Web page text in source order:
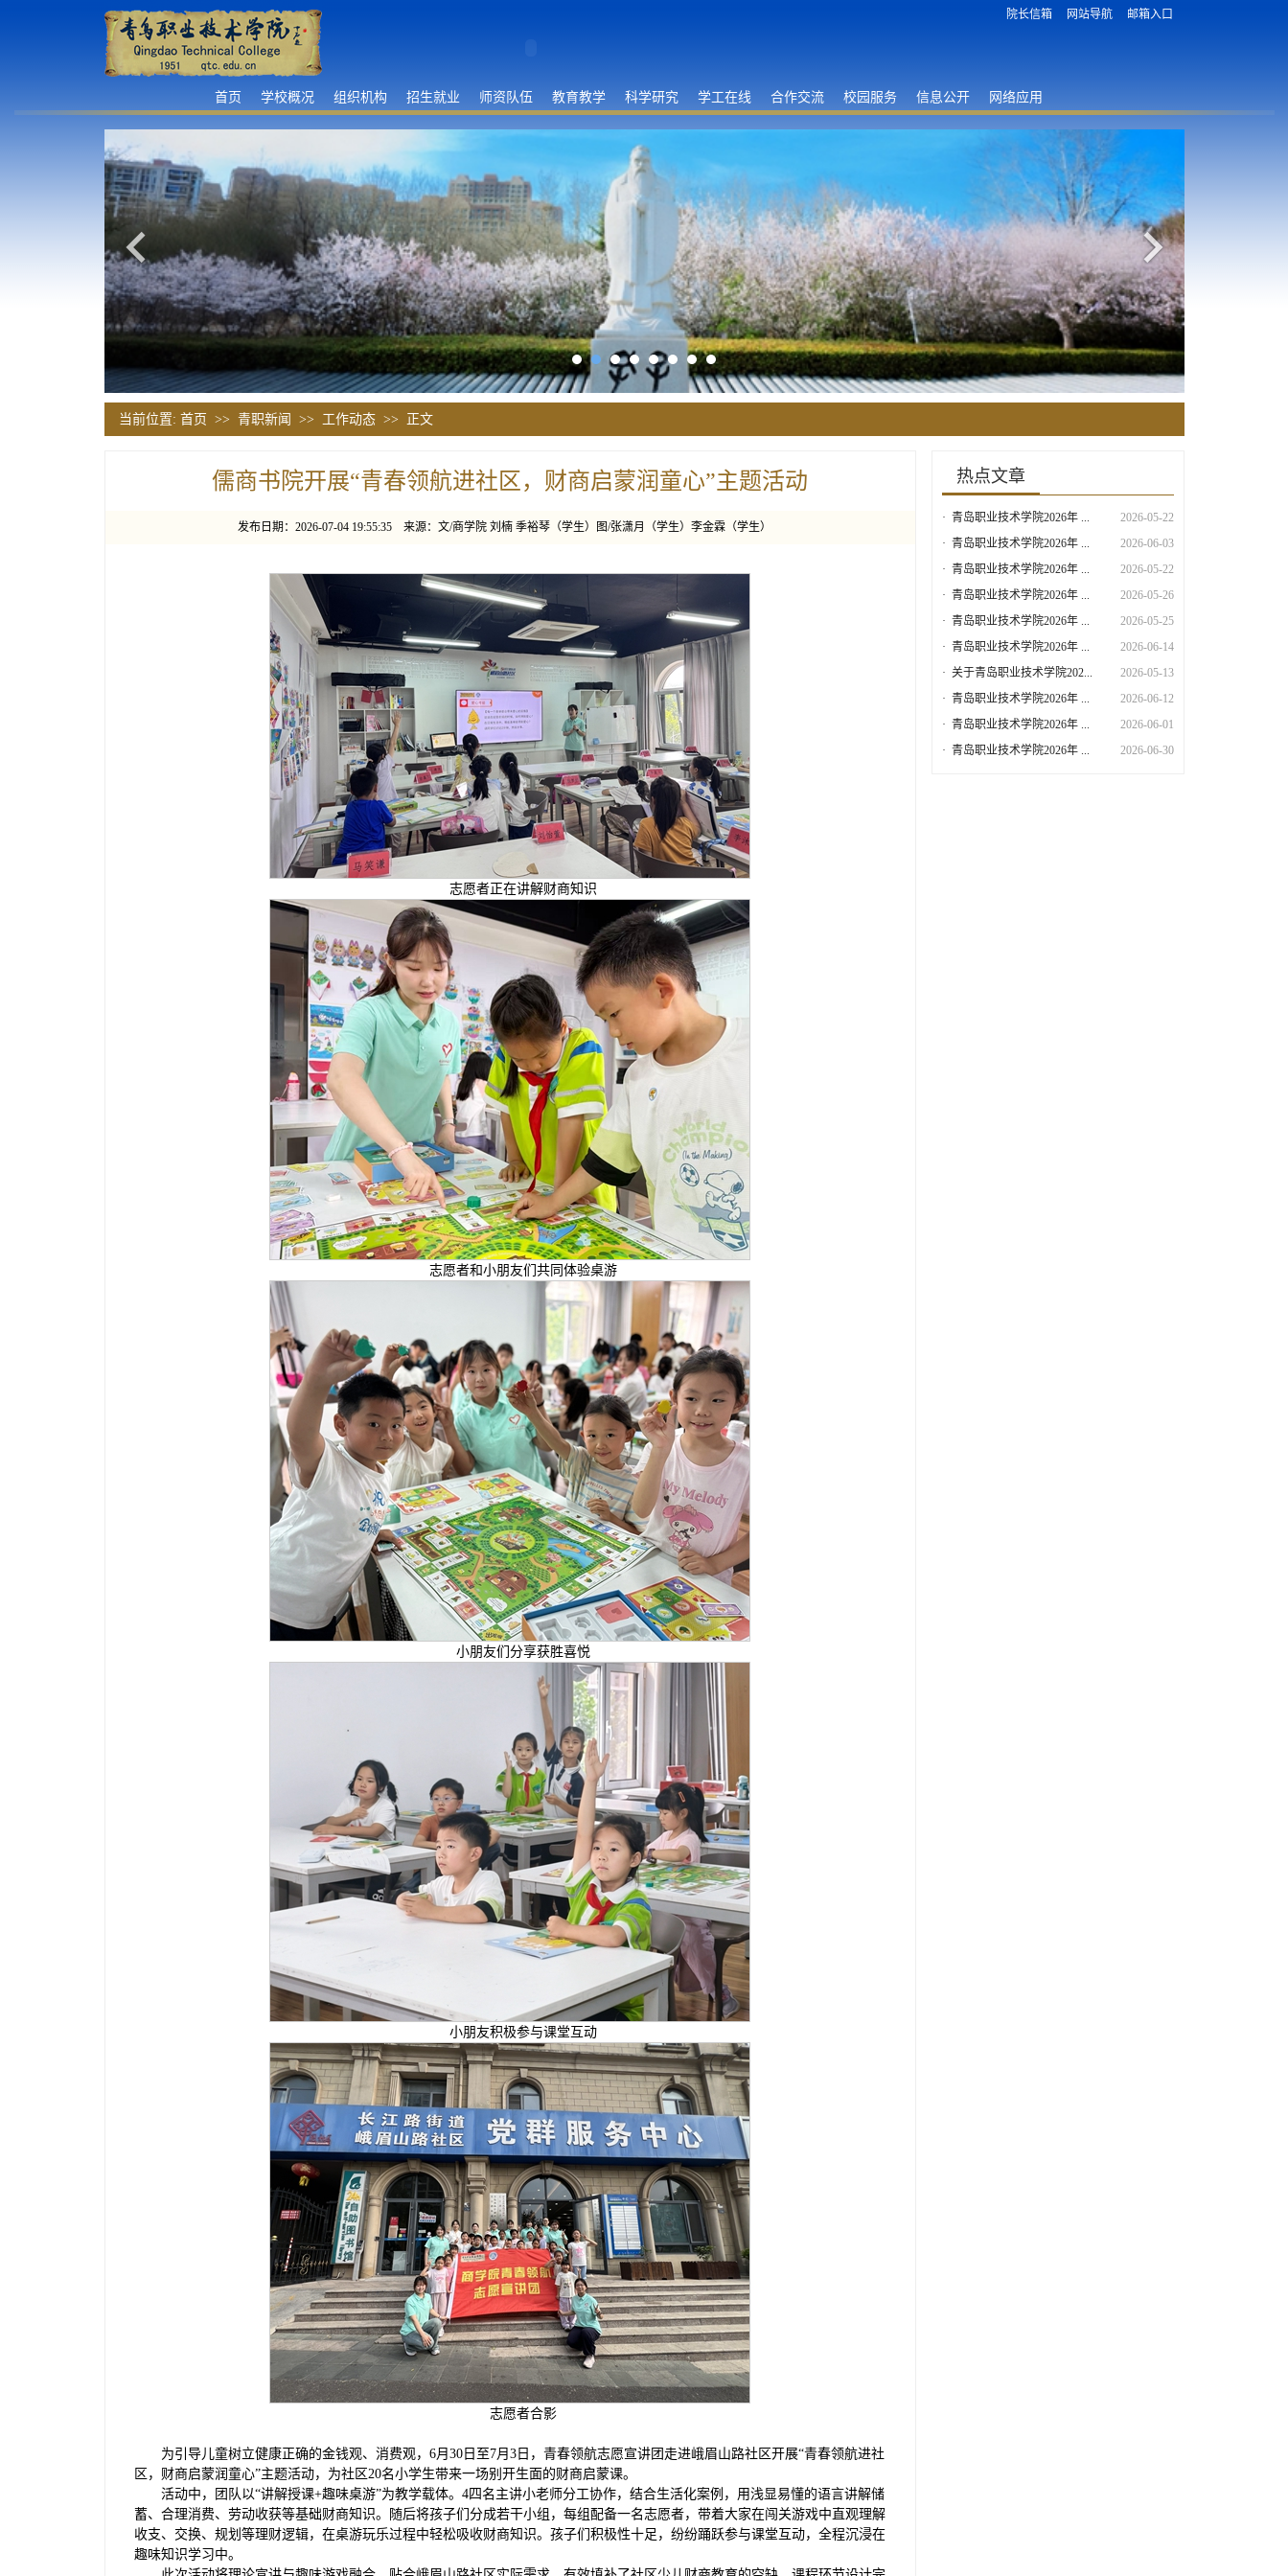
院长信箱 网站导航 邮箱入口
首页 学校概况 组织机构 招生就业 师资队伍 教育教学 科学研究 学工在线 合作交流 校园服务 信息公开 网络应用
当前位置: 首页 >> 青职新闻 >> 工作动态>> 正文
儒商书院开展“青春领航进社区，财商启蒙润童心”主题活动
发布日期：2026-07-04 19:55:35 来源：文/商学院 刘楠 季裕琴（学生）图/张潇月（学生）李金霖（学生）
志愿者正在讲解财商知识
志愿者和小朋友们共同体验桌游
小朋友们分享获胜喜悦
小朋友积极参与课堂互动
志愿者合影
为引导儿童树立健康正确的金钱观、消费观，6月30日至7月3日，青春领航志愿宣讲团走进峨眉山路社区开展“青春领航进社
区，财商启蒙润童心”主题活动，为社区20名小学生带来一场别开生面的财商启蒙课。
活动中，团队以“讲解授课+趣味桌游”为教学载体。4四名主讲小老师分工协作，结合生活化案例，用浅显易懂的语言讲解储
蓄、合理消费、劳动收获等基础财商知识。随后将孩子们分成若干小组，每组配备一名志愿者，带着大家在闯关游戏中直观理解
收支、交换、规划等理财逻辑，在桌游玩乐过程中轻松吸收财商知识。孩子们积极性十足，纷纷踊跃参与课堂互动，全程沉浸在
趣味知识学习中。
热点文章
· 青岛职业技术学院2026年 ...
2026-05-22
· 青岛职业技术学院2026年 ...
2026-06-03
· 青岛职业技术学院2026年 ...
2026-05-22
· 青岛职业技术学院2026年 ...
2026-05-26
· 青岛职业技术学院2026年 ...
2026-05-25
· 青岛职业技术学院2026年 ...
2026-06-14
· 关于青岛职业技术学院202...
2026-05-13
· 青岛职业技术学院2026年 ...
2026-06-12
· 青岛职业技术学院2026年 ...
2026-06-01
· 青岛职业技术学院2026年 ... 2026-06-30